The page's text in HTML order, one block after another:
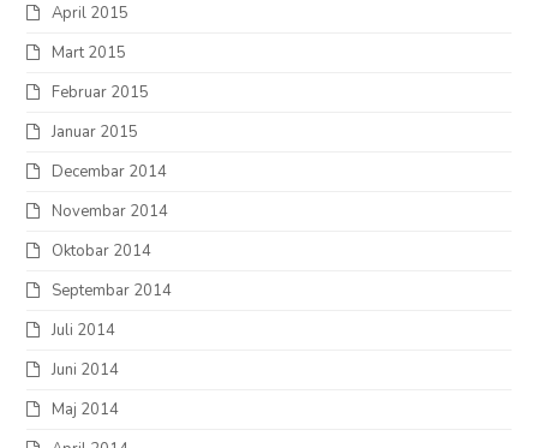
April 2015
Mart 2015
Februar 2015
Januar 2015
Decembar 2014
Novembar 2014
Oktobar 2014
Septembar 2014
Juli 2014
Juni 2014
Maj 2014